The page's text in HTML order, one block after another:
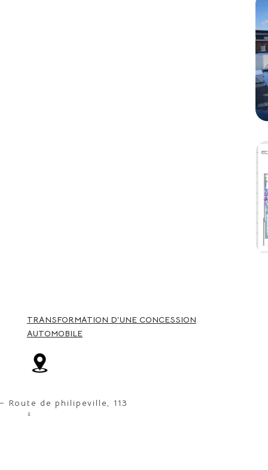
TRANSFORMATION D’UNE CONCESSION
AUTOMOBILE
de philipeville, 113